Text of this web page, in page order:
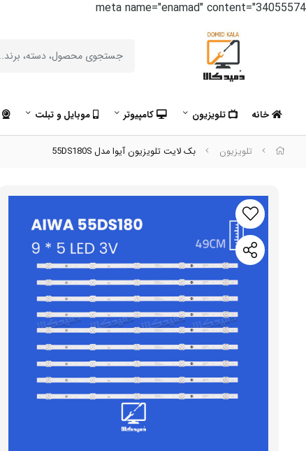
meta name="enamad" content="34055574
خانه تلویزیون کامپیوتر موبایل و تبلت
تلویزیون بک لایت تلویزیون آیوا مدل 55DS180S